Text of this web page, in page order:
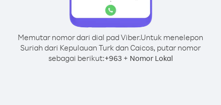
Memutar nomor dari dial pad Viber.Untuk menelepon
Suriah dari Kepulauan Turk dan Caicos, putar nomor
sebagai berikut:+963+ Nomor Lokal